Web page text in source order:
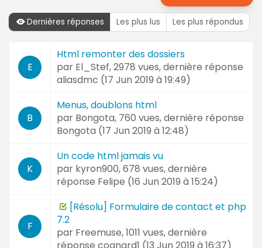
Dernières réponses Les plus lus Les plus répondus
réponses
Sujet
et
Auteur
E
Html remonter des dossiers
par El_Stef, 2978 vues, dernière réponse
aliasdmc (17 Jun 2019 à 19:49)
B
Menus, doublons html
par Bongota, 760 vues, dernière réponse
Bongota (17 Jun 2019 à 12:48)
K
Un code html jamais vu
par kyron900, 678 vues, dernière
réponse Felipe (16 Jun 2019 à 15:24)
F
[Résolu] Formulaire de contact et php
7.2
par Freemuse, 1011 vues, dernière
réponse cognard1 (13 Jun 2019 à 16:37)